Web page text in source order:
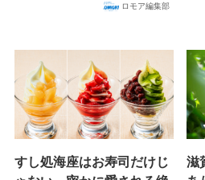
ロモア編集部
すし処海座はお寿司だけじ
滋